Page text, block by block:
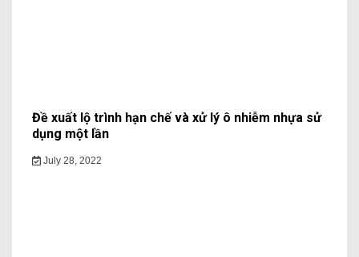
Đề xuất lộ trình hạn chế và xử lý ô nhiễm nhựa sử
dụng một lần
July 28, 2022